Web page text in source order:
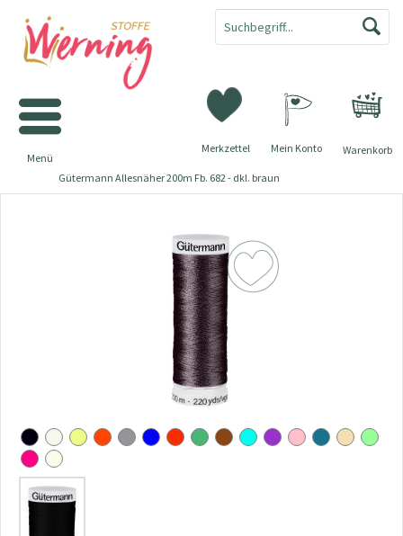
Warenkorb
Merkzettel Mein Konto
Menü
Gütermann Allesnäher 200m Fb. 682 - dkl. braun